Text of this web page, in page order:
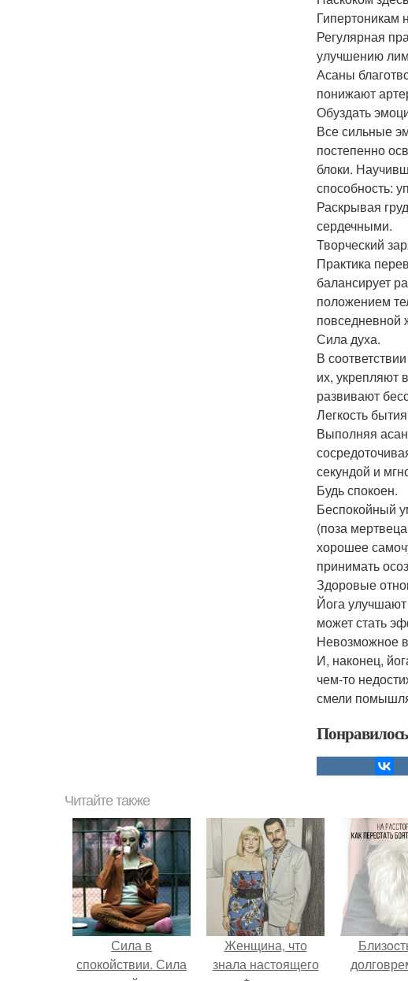
Гипертоникам
Регулярная
улучшению
Асаны
понижают
Обуздать
Все сильные
постепенно
блоки.
способность:
Раскрывая
сердечными.
Творческий
Практика
балансирует
положением
повседневной
Сила духа.
В
их, укрепляют
развивают
Легкость
Выполняя
секундой и
Будь спокоен.
Беспокойный
(поза
хорошее
принимать
Здоровые
Йога
может стать
Невозможное
И, наконец,
чем-то
смели
Читайте также
Сила в
спокойствии. Сила
Женщина, что
знала настоящего